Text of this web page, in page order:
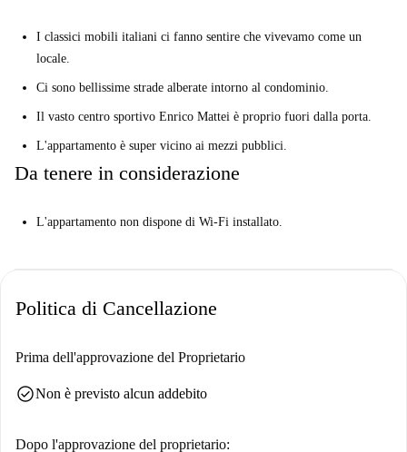
I classici mobili italiani ci fanno sentire che vivevamo come un
locale.
Ci sono bellissime strade alberate intorno al condominio.
Il vasto centro sportivo Enrico Mattei è proprio fuori dalla porta.
L'appartamento è super vicino ai mezzi pubblici.
Da tenere in considerazione
L'appartamento non dispone di Wi-Fi installato.
Politica di Cancellazione
Prima dell'approvazione del Proprietario
check_circleNon è previsto alcun addebito
Dopo l'approvazione del proprietario: